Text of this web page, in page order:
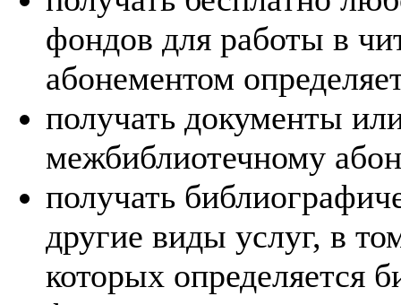
фондов для работы в
абонементом
получать документы
межбиблиотечному
получать
другие виды услуг, в
которых определяется